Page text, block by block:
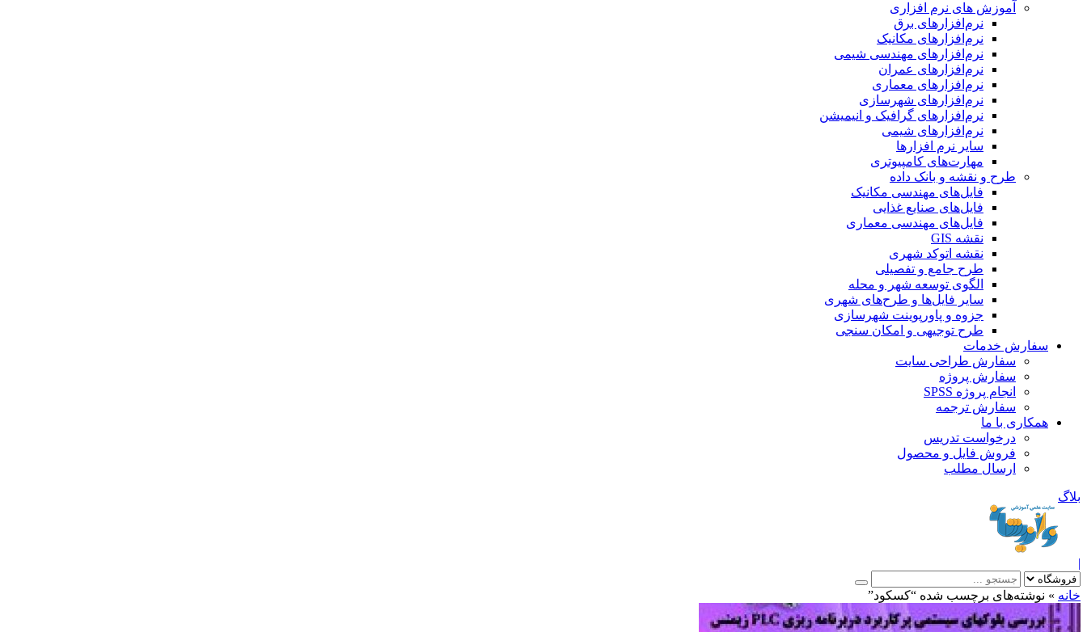
آموزش های نرم افزاری
نرم‌افزارهای برق
نرم‌افزارهای مکانیک
نرم‌افزارهای مهندسی شیمی
نرم‌افزارهای عمران
نرم‌افزارهای معماری
نرم‌افزارهای شهرسازی
نرم‌افزارهای گرافیک و انیمیشن
نرم‌افزارهای شیمی
سایر نرم افزارها
مهارت‌های کامپیوتری
طرح و نقشه و بانک داده
فایل‌های مهندسی مکانیک
فایل‌های صنایع غذایی
فایل‌های مهندسی معماری
نقشه GIS
نقشه اتوکد شهری
طرح جامع و تفصیلی
الگوی توسعه شهر و محله
سایر فایل‌ها و طرح‌های شهری
جزوه و پاورپوینت شهرسازی
طرح توجیهی و امکان سنجی
سفارش خدمات
سفارش طراحی سایت
سفارش پروژه
انجام پروژه SPSS
سفارش ترجمه
همکاری با ما
درخواست تدریس
فروش فایل و محصول
ارسال مطلب
بلاگ
|
خانه » نوشته‌های برچسب شده “کسکود”